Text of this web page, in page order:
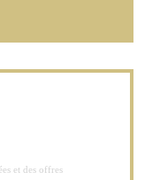
et des offres